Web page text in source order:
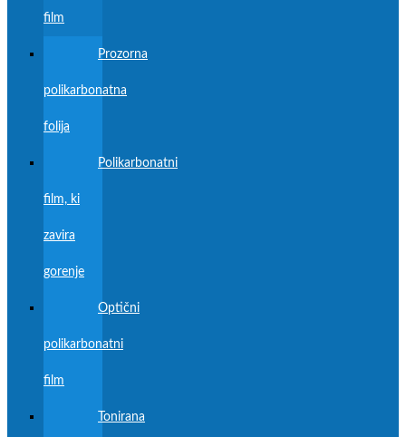
film
Prozorna
polikarbonatna
folija
Polikarbonatni
film, ki
zavira
gorenje
Optični
polikarbonatni
film
Tonirana